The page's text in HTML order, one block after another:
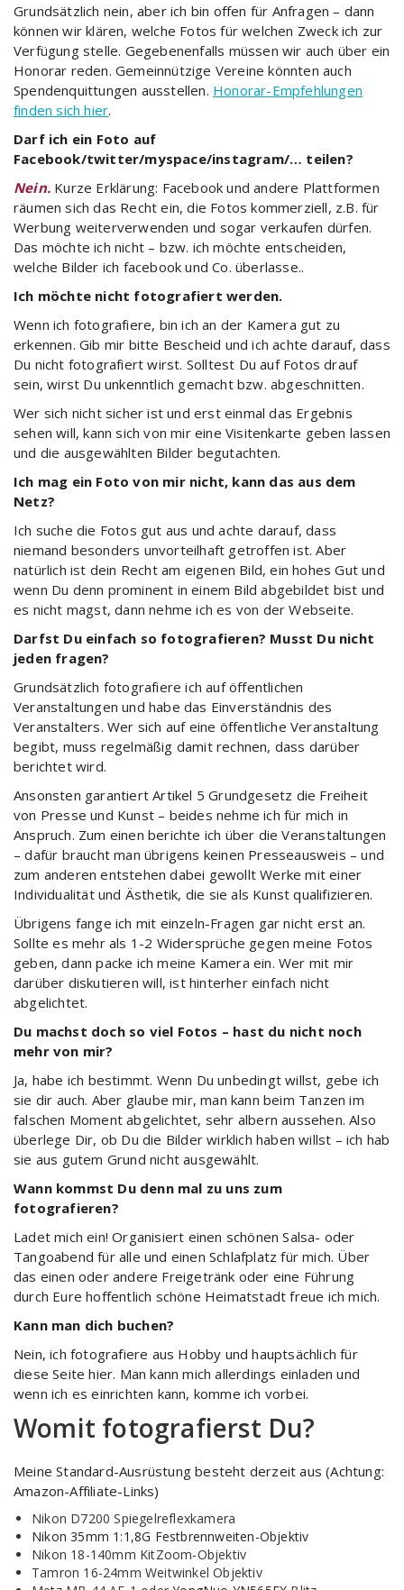
Grundsätzlich nein, aber ich bin offen für Anfragen – dann
können wir klären, welche Fotos für welchen Zweck ich zur
Verfügung stelle. Gegebenenfalls müssen wir auch über ein
Honorar reden. Gemeinnützige Vereine könnten auch
Spendenquittungen ausstellen. Honorar-Empfehlungen
finden sich hier.
Darf ich ein Foto auf
Facebook/twitter/myspace/instagram/… teilen?
Nein. Kurze Erklärung: Facebook und andere Plattformen
räumen sich das Recht ein, die Fotos kommerziell, z.B. für
Werbung weiterverwenden und sogar verkaufen dürfen.
Das möchte ich nicht – bzw. ich möchte entscheiden,
welche Bilder ich facebook und Co. überlasse..
Ich möchte nicht fotografiert werden.
Wenn ich fotografiere, bin ich an der Kamera gut zu
erkennen. Gib mir bitte Bescheid und ich achte darauf, dass
Du nicht fotografiert wirst. Solltest Du auf Fotos drauf
sein, wirst Du unkenntlich gemacht bzw. abgeschnitten.
Wer sich nicht sicher ist und erst einmal das Ergebnis
sehen will, kann sich von mir eine Visitenkarte geben lassen
und die ausgewählten Bilder begutachten.
Ich mag ein Foto von mir nicht, kann das aus dem
Netz?
Ich suche die Fotos gut aus und achte darauf, dass
niemand besonders unvorteilhaft getroffen ist. Aber
natürlich ist dein Recht am eigenen Bild, ein hohes Gut und
wenn Du denn prominent in einem Bild abgebildet bist und
es nicht magst, dann nehme ich es von der Webseite.
Darfst Du einfach so fotografieren? Musst Du nicht
jeden fragen?
Grundsätzlich fotografiere ich auf öffentlichen
Veranstaltungen und habe das Einverständnis des
Veranstalters. Wer sich auf eine öffentliche Veranstaltung
begibt, muss regelmäßig damit rechnen, dass darüber
berichtet wird.
Ansonsten garantiert Artikel 5 Grundgesetz die Freiheit
von Presse und Kunst – beides nehme ich für mich in
Anspruch. Zum einen berichte ich über die Veranstaltungen
– dafür braucht man übrigens keinen Presseausweis – und
zum anderen entstehen dabei gewollt Werke mit einer
Individualität und Ästhetik, die sie als Kunst qualifizieren.
Übrigens fange ich mit einzeln-Fragen gar nicht erst an.
Sollte es mehr als 1-2 Widersprüche gegen meine Fotos
geben, dann packe ich meine Kamera ein. Wer mit mir
darüber diskutieren will, ist hinterher einfach nicht
abgelichtet.
Du machst doch so viel Fotos – hast du nicht noch
mehr von mir?
Ja, habe ich bestimmt. Wenn Du unbedingt willst, gebe ich
sie dir auch. Aber glaube mir, man kann beim Tanzen im
falschen Moment abgelichtet, sehr albern aussehen. Also
überlege Dir, ob Du die Bilder wirklich haben willst – ich hab
sie aus gutem Grund nicht ausgewählt.
Wann kommst Du denn mal zu uns zum
fotografieren?
Ladet mich ein! Organisiert einen schönen Salsa- oder
Tangoabend für alle und einen Schlafplatz für mich. Über
das einen oder andere Freigetränk oder eine Führung
durch Eure hoffentlich schöne Heimatstadt freue ich mich.
Kann man dich buchen?
Nein, ich fotografiere aus Hobby und hauptsächlich für
diese Seite hier. Man kann mich allerdings einladen und
wenn ich es einrichten kann, komme ich vorbei.
Womit fotografierst Du?
Meine Standard-Ausrüstung besteht derzeit aus (Achtung:
Amazon-Affiliate-Links)
Nikon D7200 Spiegelreflexkamera
Nikon 35mm 1:1,8G Festbrennweiten-Objektiv
Nikon 18-140mm KitZoom-Objektiv
Tamron 16-24mm Weitwinkel Objektiv